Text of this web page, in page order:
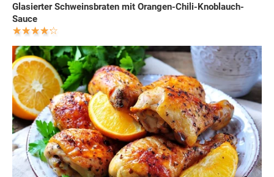
Glasierter Schweinsbraten mit Orangen-Chili-Knoblauch-
Sauce